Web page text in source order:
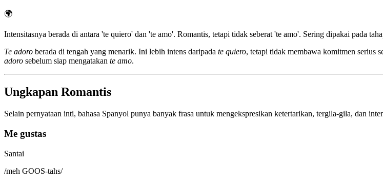
🌍
Intensitasnya berada di antara 'te quiero' dan 'te amo'. Romantis, tetapi tidak seberat 'te amo'. Sering dipakai pada
Te adoro berada di tengah yang menarik. Ini lebih intens daripada te quiero, tetapi tidak membawa komitmen serius
adoro sebelum siap mengatakan te amo.
Ungkapan Romantis
Selain pernyataan inti, bahasa Spanyol punya banyak frasa untuk mengekspresikan ketertarikan, tergila-gila, dan
Me gustas
Santai
/meh GOOS-tahs/